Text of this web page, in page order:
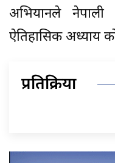
अभियानले नेपाली
ऐतिहासिक अध्याय
प्रतिक्रिया